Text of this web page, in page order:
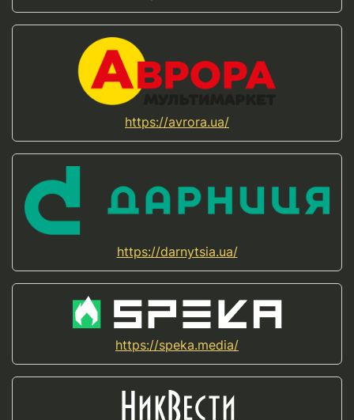
https://avrora.ua/
https://darnytsia.ua/
https://speka.media/